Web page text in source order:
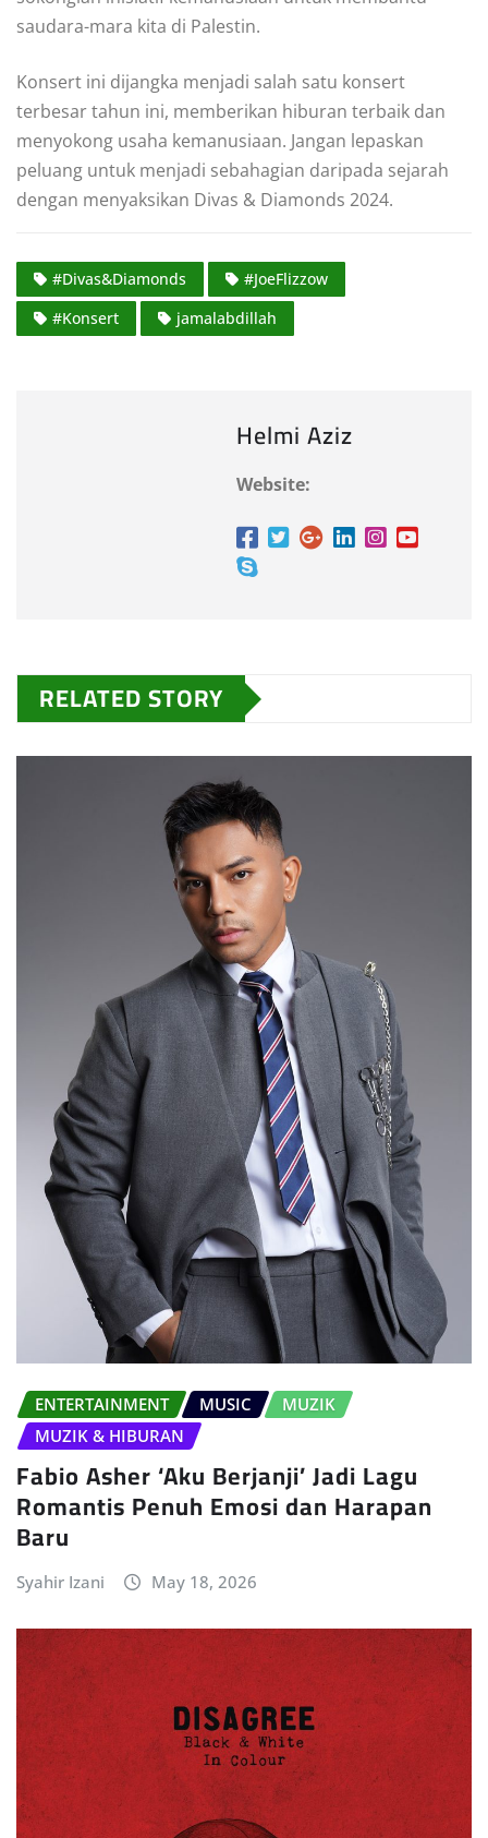
saudara-mara kita di Palestin.
Konsert ini dijangka menjadi salah satu konsert
terbesar tahun ini, memberikan hiburan terbaik dan
menyokong usaha kemanusiaan. Jangan lepaskan
peluang untuk menjadi sebahagian daripada sejarah
dengan menyaksikan Divas & Diamonds 2024.
#Divas&Diamonds
#JoeFlizzow
#Konsert
jamalabdillah
Helmi Aziz
Website:
RELATED STORY
ENTERTAINMENT MUSIC
MUZIK
MUZIK & HIBURAN
Fabio Asher ‘Aku Berjanji’ Jadi Lagu
Romantis Penuh Emosi dan Harapan
Baru
Syahir Izani May 18, 2026